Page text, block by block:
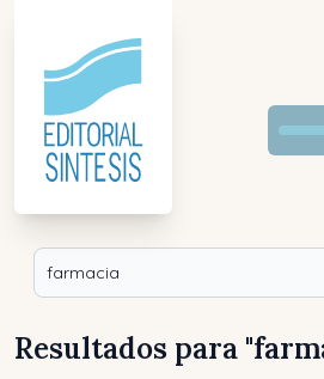
Resultados para "